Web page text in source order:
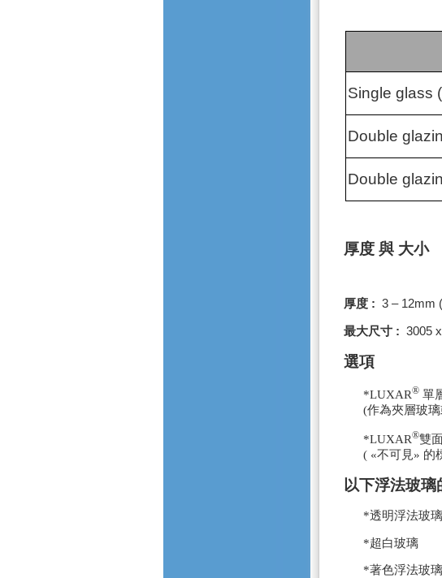
Single glass
Double
Double
厚度 與 大小
厚度 : 3 – 12mm
最大尺寸 : 3005
選項
*LUXAR® 單
(作為夾層玻
*LUXAR®雙
( «不可見» 的
以下浮法玻
*透明浮法玻璃
*超白玻璃
*著色浮法玻璃